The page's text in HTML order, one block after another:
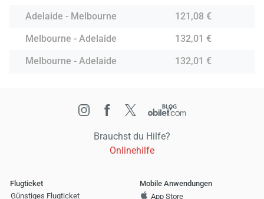
Adelaide - Melbourne
121,08 €
Melbourne - Adelaide
132,01 €
Melbourne - Adelaide
132,01 €
Brauchst du Hilfe?
Onlinehilfe
Flugticket
Günstiges Flugticket
Mobile Anwendungen
App Store